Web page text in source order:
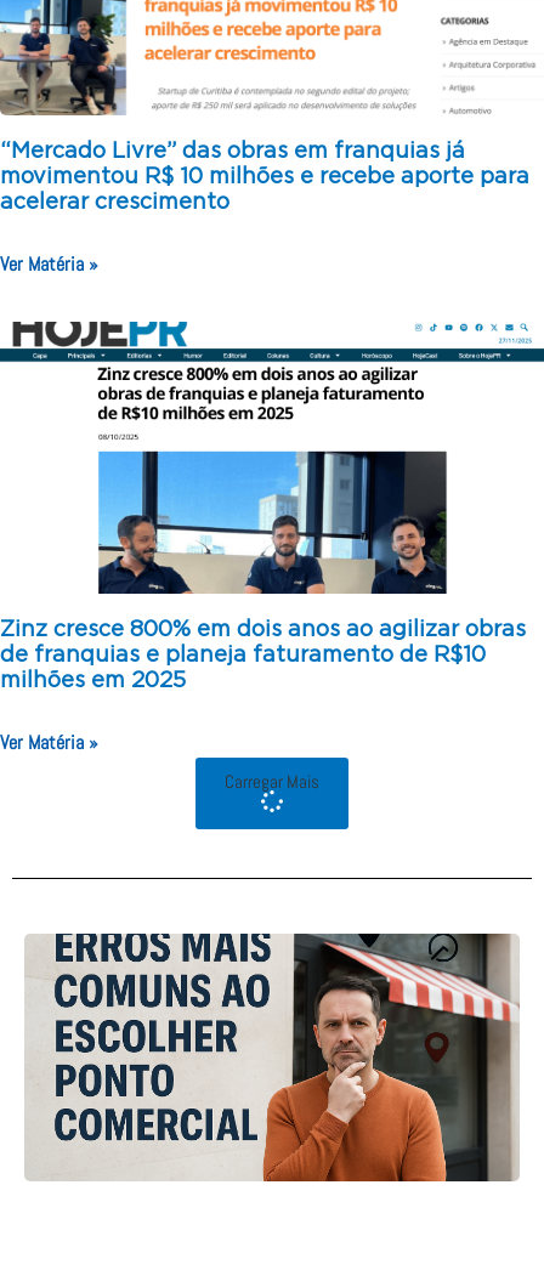
“Mercado Livre” das obras em franquias já
movimentou R$ 10 milhões e recebe aporte para
acelerar crescimento
Ver Matéria »
Zinz cresce 800% em dois anos ao agilizar obras
de franquias e planeja faturamento de R$10
milhões em 2025
Ver Matéria »
Carregar Mais